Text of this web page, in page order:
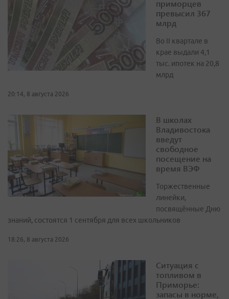
приморцев
превысил 367
млрд
Во II квартале в
крае выдали 4,1
тыс. ипотек на 20,8
млрд
20:14, 8 августа 2026
В школах
Владивостока
введут
свободное
посещение на
время ВЭФ
Торжественные
линейки,
посвящённые Дню
знаний, состоятся 1 сентября для всех школьников
18:26, 8 августа 2026
Ситуация с
топливом в
Приморье:
запасы в норме,